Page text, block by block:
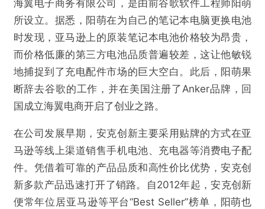
海翼电子商务有限公司，是由前谷歌软件工程师阳萌
所设立。据悉，阳萌在为自己的笔记本电脑更换电池
时发现，亚马逊上的原装笔记本电池价格较为昂贵，
而价格低廉的第三方电池品质普遍较差，这让他敏锐
地捕捉到了充电配件市场的巨大空白。此后，阳萌果
断辞去谷歌的工作，并在美国注册了Anker品牌，回
国成立海翼电商开启了创业之路。
在公司发展早期，安克创新主要采用贴牌的方式在亚
马逊等线上渠道销售手机电池、充电器等消费电子配
件。凭借着可靠的产品品质和高性价比优势，安克创
新多款产品迅速打开了销路。自2012年起，安克创新
便常年位居亚马逊等平台“Best Seller”榜单，阳萌也